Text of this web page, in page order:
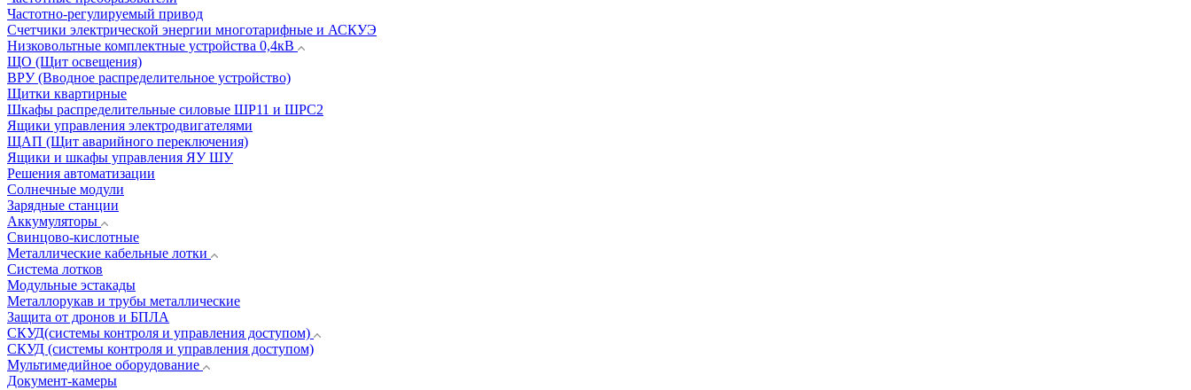
Частотно-регулируемый привод
Счетчики электрической энергии многотарифные и АСКУЭ
Низковольтные комплектные устройства 0,4кВ
ЩО (Щит освещения)
ВРУ (Вводное распределительное устройство)
Щитки квартирные
Шкафы распределительные силовые ШР11 и ШРС2
Ящики управления электродвигателями
ЩАП (Щит аварийного переключения)
Ящики и шкафы управления ЯУ ШУ
Решения автоматизации
Солнечные модули
Зарядные станции
Аккумуляторы
Свинцово-кислотные
Металлические кабельные лотки
Система лотков
Модульные эстакады
Металлорукав и трубы металлические
Защита от дронов и БПЛА
СКУД(системы контроля и управления доступом)
СКУД (системы контроля и управления доступом)
Мультимедийное оборудование
Документ-камеры